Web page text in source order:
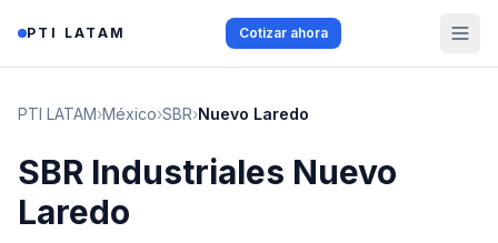
PTI LATAM Cotizar ahora
PTI LATAM›México›SBR›Nuevo Laredo
SBR Industriales Nuevo
Laredo